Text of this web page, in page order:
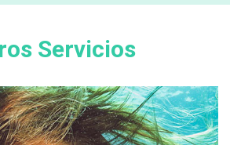
Servicios